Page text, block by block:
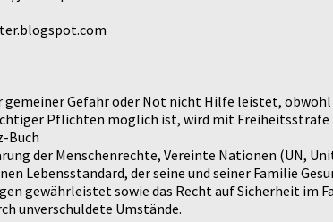
Gefahr oder Not nicht Hilfe leistet,
Pflichten möglich ist, wird mit
Buch
der Menschenrechte, Vereinte Nationen (UN,
Lebensstandard, der seine und seiner Familie
gewährleistet sowie das Recht auf Sicherheit
unverschuldete Umstände.